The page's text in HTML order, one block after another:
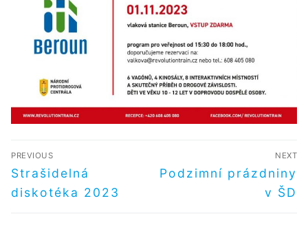
NAVIGACE
PRO
PŘÍSPĚVEK
PREVIOUS
Předchozí
příspěvek
Strašidelná
diskotéka 2023
NEXT
Další
Podzimní prázdniny
v ŠD